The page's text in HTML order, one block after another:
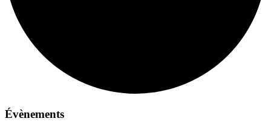
Évènements